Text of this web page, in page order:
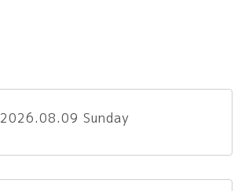
2026.08.09 Sunday